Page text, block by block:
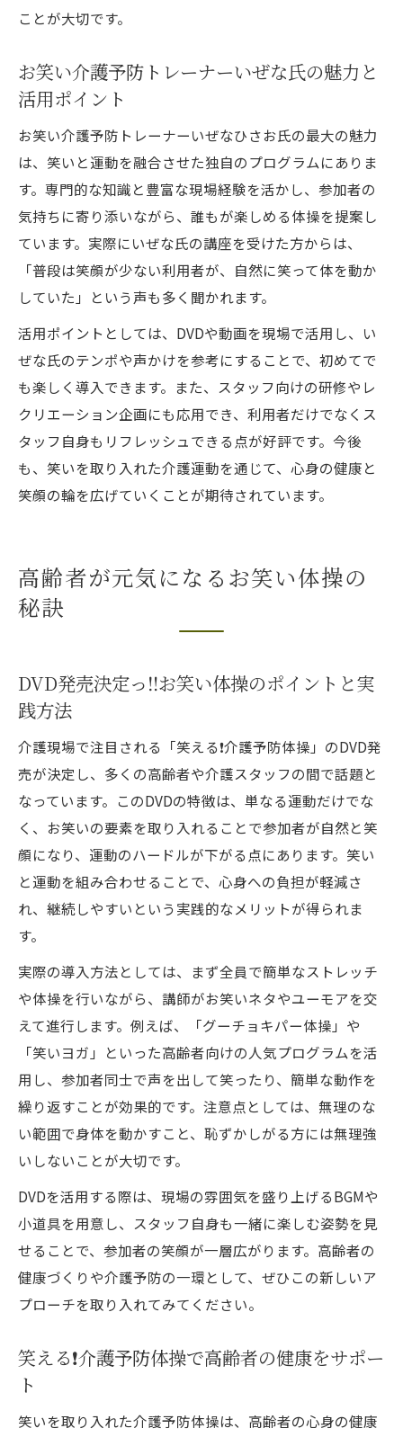
ことが大切です。
お笑い介護予防トレーナーいぜな氏の魅力と
活用ポイント
お笑い介護予防トレーナーいぜなひさお氏の最大の魅力
は、笑いと運動を融合させた独自のプログラムにありま
す。専門的な知識と豊富な現場経験を活かし、参加者の
気持ちに寄り添いながら、誰もが楽しめる体操を提案し
ています。実際にいぜな氏の講座を受けた方からは、
「普段は笑顔が少ない利用者が、自然に笑って体を動か
していた」という声も多く聞かれます。
活用ポイントとしては、DVDや動画を現場で活用し、い
ぜな氏のテンポや声かけを参考にすることで、初めてで
も楽しく導入できます。また、スタッフ向けの研修やレ
クリエーション企画にも応用でき、利用者だけでなくス
タッフ自身もリフレッシュできる点が好評です。今後
も、笑いを取り入れた介護運動を通じて、心身の健康と
笑顔の輪を広げていくことが期待されています。
高齢者が元気になるお笑い体操の
秘訣
DVD発売決定っ‼️お笑い体操のポイントと実
践方法
介護現場で注目される「笑える❗️介護予防体操」のDVD発
売が決定し、多くの高齢者や介護スタッフの間で話題と
なっています。このDVDの特徴は、単なる運動だけでな
く、お笑いの要素を取り入れることで参加者が自然と笑
顔になり、運動のハードルが下がる点にあります。笑い
と運動を組み合わせることで、心身への負担が軽減さ
れ、継続しやすいという実践的なメリットが得られま
す。
実際の導入方法としては、まず全員で簡単なストレッチ
や体操を行いながら、講師がお笑いネタやユーモアを交
えて進行します。例えば、「グーチョキパー体操」や
「笑いヨガ」といった高齢者向けの人気プログラムを活
用し、参加者同士で声を出して笑ったり、簡単な動作を
繰り返すことが効果的です。注意点としては、無理のな
い範囲で身体を動かすこと、恥ずかしがる方には無理強
いしないことが大切です。
DVDを活用する際は、現場の雰囲気を盛り上げるBGMや
小道具を用意し、スタッフ自身も一緒に楽しむ姿勢を見
せることで、参加者の笑顔が一層広がります。高齢者の
健康づくりや介護予防の一環として、ぜひこの新しいア
プローチを取り入れてみてください。
笑える❗️介護予防体操で高齢者の健康をサポー
ト
笑いを取り入れた介護予防体操は、高齢者の心身の健康